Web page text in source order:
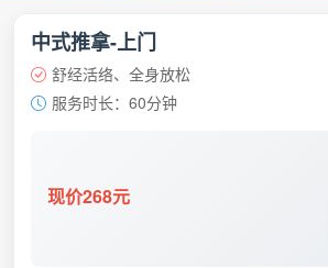
中式推拿-上门
舒经活络、全身放松
服务时长：60分钟
现价268元